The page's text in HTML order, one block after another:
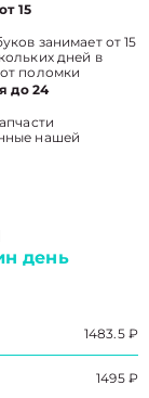
15
занимает от 15
дней в
поломки
до 24
нашей
день
1483.5 ₽
1495 ₽